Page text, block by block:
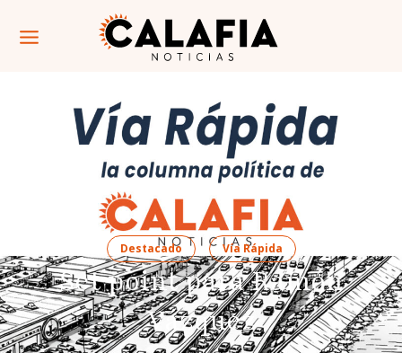
Destacado Vía Rápida
Set point para Ramón
Vázquez